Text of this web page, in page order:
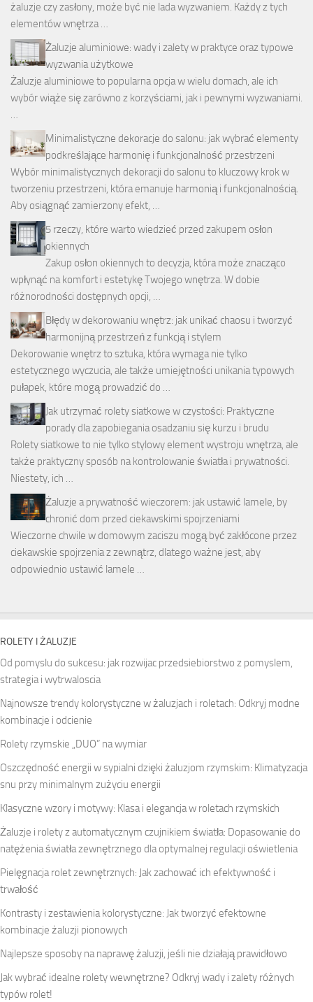
żaluzje czy zasłony, może być nie lada wyzwaniem. Każdy z tych
elementów wnętrza …
Żaluzje aluminiowe: wady i zalety w praktyce oraz typowe
wyzwania użytkowe
Żaluzje aluminiowe to popularna opcja w wielu domach, ale ich
wybór wiąże się zarówno z korzyściami, jak i pewnymi wyzwaniami.
…
Minimalistyczne dekoracje do salonu: jak wybrać elementy
podkreślające harmonię i funkcjonalność przestrzeni
Wybór minimalistycznych dekoracji do salonu to kluczowy krok w
tworzeniu przestrzeni, która emanuje harmonią i funkcjonalnością.
Aby osiągnąć zamierzony efekt, …
5 rzeczy, które warto wiedzieć przed zakupem osłon
okiennych
Zakup osłon okiennych to decyzja, która może znacząco
wpłynąć na komfort i estetykę Twojego wnętrza. W dobie
różnorodności dostępnych opcji, …
Błędy w dekorowaniu wnętrz: jak unikać chaosu i tworzyć
harmonijną przestrzeń z funkcją i stylem
Dekorowanie wnętrz to sztuka, która wymaga nie tylko
estetycznego wyczucia, ale także umiejętności unikania typowych
pułapek, które mogą prowadzić do …
Jak utrzymać rolety siatkowe w czystości: Praktyczne
porady dla zapobiegania osadzaniu się kurzu i brudu
Rolety siatkowe to nie tylko stylowy element wystroju wnętrza, ale
także praktyczny sposób na kontrolowanie światła i prywatności.
Niestety, ich …
Żaluzje a prywatność wieczorem: jak ustawić lamele, by
chronić dom przed ciekawskimi spojrzeniami
Wieczorne chwile w domowym zaciszu mogą być zakłócone przez
ciekawskie spojrzenia z zewnątrz, dlatego ważne jest, aby
odpowiednio ustawić lamele …
ROLETY I ŻALUZJE
Od pomyslu do sukcesu: jak rozwijac przedsiebiorstwo z pomyslem,
strategia i wytrwaloscia
Najnowsze trendy kolorystyczne w żaluzjach i roletach: Odkryj modne
kombinacje i odcienie
Rolety rzymskie „DUO” na wymiar
Oszczędność energii w sypialni dzięki żaluzjom rzymskim: Klimatyzacja
snu przy minimalnym zużyciu energii
Klasyczne wzory i motywy: Klasa i elegancja w roletach rzymskich
Żaluzje i rolety z automatycznym czujnikiem światła: Dopasowanie do
natężenia światła zewnętrznego dla optymalnej regulacji oświetlenia
Pielęgnacja rolet zewnętrznych: Jak zachować ich efektywność i
trwałość
Kontrasty i zestawienia kolorystyczne: Jak tworzyć efektowne
kombinacje żaluzji pionowych
Najlepsze sposoby na naprawę żaluzji, jeśli nie działają prawidłowo
Jak wybrać idealne rolety wewnętrzne? Odkryj wady i zalety różnych
typów rolet!